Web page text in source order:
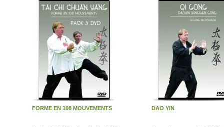
FORME EN 108 MOUVEMENTS DAO YIN